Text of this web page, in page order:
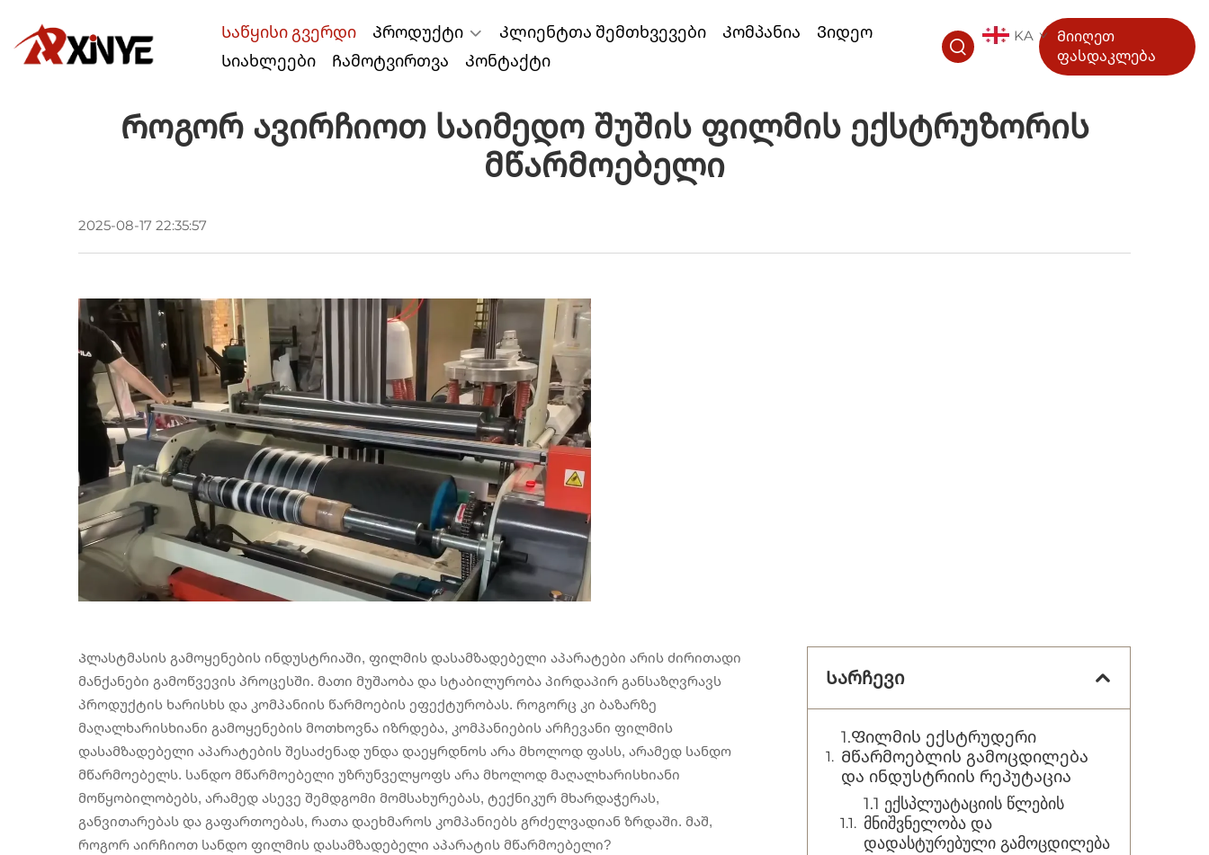
Საწყისი გვერდი Პროდუქტი Კლიენტთა შემთხვევები Კომპანია
Ვიდეო
Სიახლეები
Ჩამოტვირთვა Კონტაქტი
KA
Მიიღეთ
ფასდაკლება
Როგორ Ავირჩიოთ Საიმედო Შუშის Ფილმის Ექსტრუზორის
Მწარმოებელი
2025-08-17 22:35:57
Პლასტმასის გამოყენების ინდუსტრიაში, ფილმის დასამზადებელი აპარატები არის ძირითადი
მანქანები გამოწვევის პროცესში. მათი მუშაობა და სტაბილურობა პირდაპირ განსაზღვრავს
პროდუქტის ხარისხს და კომპანიის წარმოების ეფექტურობას. როგორც კი ბაზარზე
მაღალხარისხიანი გამოყენების მოთხოვნა იზრდება, კომპანიების არჩევანი ფილმის
დასამზადებელი აპარატების შესაძენად უნდა დაეყრდნოს არა მხოლოდ ფასს, არამედ სანდო
მწარმოებელს. სანდო მწარმოებელი უზრუნველყოფს არა მხოლოდ მაღალხარისხიანი
მოწყობილობებს, არამედ ასევე შემდგომი მომსახურებას, ტექნიკურ მხარდაჭერას,
განვითარებას და გაფართოებას, რათა დაეხმაროს კომპანიებს გრძელვადიან ზრდაში. მაშ,
როგორ აირჩიოთ სანდო ფილმის დასამზადებელი აპარატის მწარმოებელი?
Სარჩევი
1.Ფილმის ექსტრუდერი
Მწარმოებლის გამოცდილება
და ინდუსტრიის რეპუტაცია
1.1 ექსპლუატაციის წლების
მნიშვნელობა და
დადასტურებული გამოცდილება